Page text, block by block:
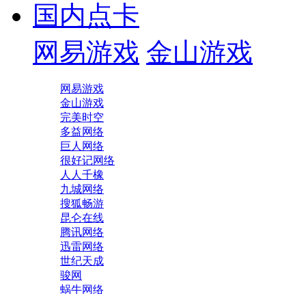
国内点卡
网易游戏 金山游戏
网易游戏
金山游戏
完美时空
多益网络
巨人网络
很好记网络
人人千橡
九城网络
搜狐畅游
昆仑在线
腾讯网络
迅雷网络
世纪天成
骏网
蜗牛网络